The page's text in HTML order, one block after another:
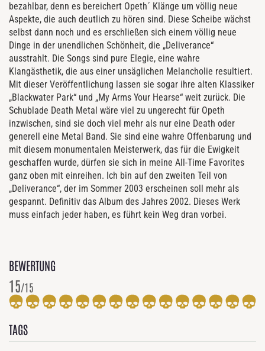
bezahlbar, denn es bereichert Opeth´ Klänge um völlig neue
Aspekte, die auch deutlich zu hören sind. Diese Scheibe wächst
selbst dann noch und es erschließen sich einem völlig neue
Dinge in der unendlichen Schönheit, die „Deliverance“
ausstrahlt. Die Songs sind pure Elegie, eine wahre
Klangästhetik, die aus einer unsäglichen Melancholie resultiert.
Mit dieser Veröffentlichung lassen sie sogar ihre alten Klassiker
„Blackwater Park“ und „My Arms Your Hearse“ weit zurück. Die
Schublade Death Metal wäre viel zu ungerecht für Opeth
inzwischen, sind sie doch viel mehr als nur eine Death oder
generell eine Metal Band. Sie sind eine wahre Offenbarung und
mit diesem monumentalen Meisterwerk, das für die Ewigkeit
geschaffen wurde, dürfen sie sich in meine All-Time Favorites
ganz oben mit einreihen. Ich bin auf den zweiten Teil von
„Deliverance“, der im Sommer 2003 erscheinen soll mehr als
gespannt. Definitiv das Album des Jahres 2002. Dieses Werk
muss einfach jeder haben, es führt kein Weg dran vorbei.
BEWERTUNG
15/15
TAGS